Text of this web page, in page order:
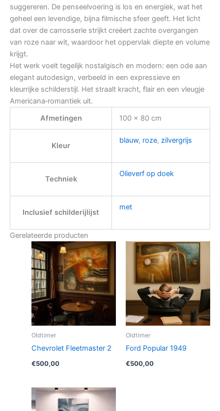
suggereren. De penseelvoering is los en energiek, wat het
geheel een levendige, bijna filmische sfeer geeft. Het licht
dat over de carrosserie strijkt creëert zachte overgangen
van roze naar wit, waardoor het oppervlak diepte en volume
krijgt.
Het werk voelt tegelijk nostalgisch en modern: een ode aan
elegant autodesign, verbeeld in een expressieve en
kleurrijke schilderstijl. Het straalt kracht, flair en een vleugje
Americana‑romantiek uit.
Afmetingen
100 × 80 cm
Kleur
blauw, roze, zilvergrijs
Techniek
Olieverf op doek
Inclusief schilderijlijst
met
Gerelateerde producten
Oldtimer
Chevrolet Fleetmaster 2
€500,00
Oldtimer
Ford Popular 1949
€500,00